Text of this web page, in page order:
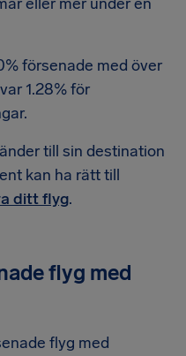
försenade med över
1.28% för
till sin destination
kan ha rätt till
ditt flyg.
flyg med
flyg med